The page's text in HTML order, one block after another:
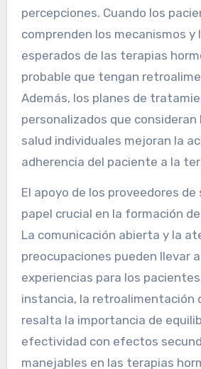
percepciones. Cuando los
comprenden los mecanismos y
esperados de las terapias
probable que tengan
Además, los planes de
personalizados que consideran
salud individuales mejoran la
adherencia del paciente a la
El apoyo de los proveedores de
papel crucial en la formación
La comunicación abierta y la
preocupaciones pueden llevar
experiencias para los
instancia, la retroalimentación
resalta la importancia de
efectividad con efectos
manejables en las terapias